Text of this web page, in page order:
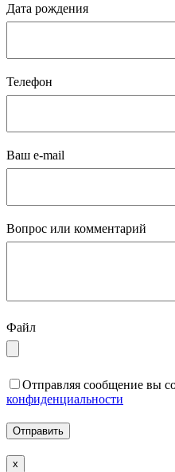
Дата рождения
Телефон
Ваш e-mail
Вопрос или комментарий
Файл
Отправляя сообщение вы
конфиденциальности
x